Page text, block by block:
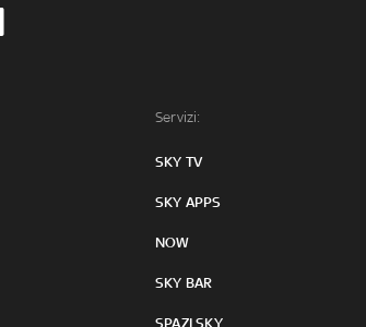
Servizi:
SKY TV
SKY APPS
NOW
SKY BAR
SPAZI SKY